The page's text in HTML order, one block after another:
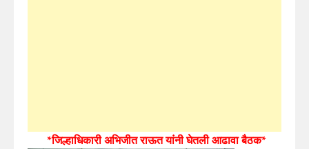
*जिल्हाधिकारी अभिजीत राऊत यांनी घेतली आढावा बैठक*